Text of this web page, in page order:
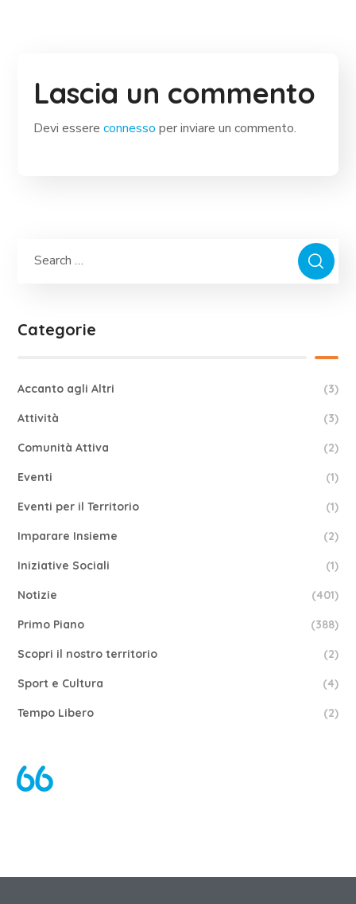
Lascia un commento
Devi essereconnesso per inviare un commento.
Categorie
Accanto agli Altri (3)
Attività (3)
Comunità Attiva (2)
Eventi (1)
Eventi per il Territorio (1)
Imparare Insieme (2)
Iniziative Sociali (1)
Notizie (401)
Primo Piano (388)
Scopri il nostro territorio (2)
Sport e Cultura (4)
Tempo Libero (2)